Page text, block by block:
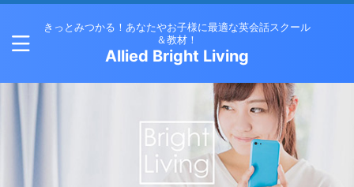
きっとみつかる！あなたやお子様に最適な英会話スクール
＆教材！
Allied Bright Living